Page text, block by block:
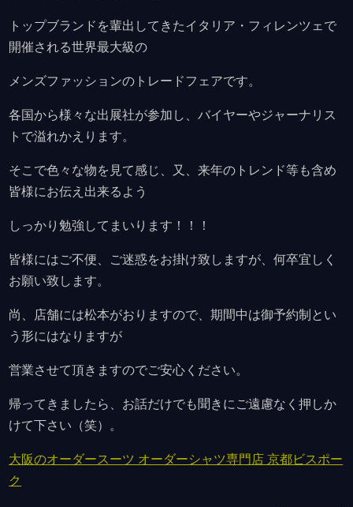
トップブランドを輩出してきたイタリア・フィレンツェで
開催される世界最大級の
メンズファッションのトレードフェアです。
各国から様々な出展社が参加し、バイヤーやジャーナリス
トで溢れかえります。
そこで色々な物を見て感じ、又、来年のトレンド等も含め
皆様にお伝え出来るよう
しっかり勉強してまいります！！！
皆様にはご不便、ご迷惑をお掛け致しますが、何卒宜しく
お願い致します。
尚、店舗には松本がおりますので、期間中は御予約制とい
う形にはなりますが
営業させて頂きますのでご安心ください。
帰ってきましたら、お話だけでも聞きにご遠慮なく押しか
けて下さい（笑）。
大阪のオーダースーツ オーダーシャツ専門店 京都ビスポー
ク